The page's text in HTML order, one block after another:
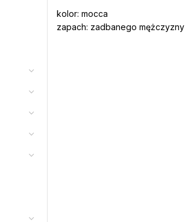
kolor: mocca
zapach: zadbanego mężczyzny